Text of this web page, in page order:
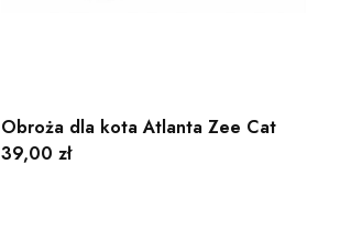
Obroża dla kota Atlanta Zee Cat
Cena
39,00 zł